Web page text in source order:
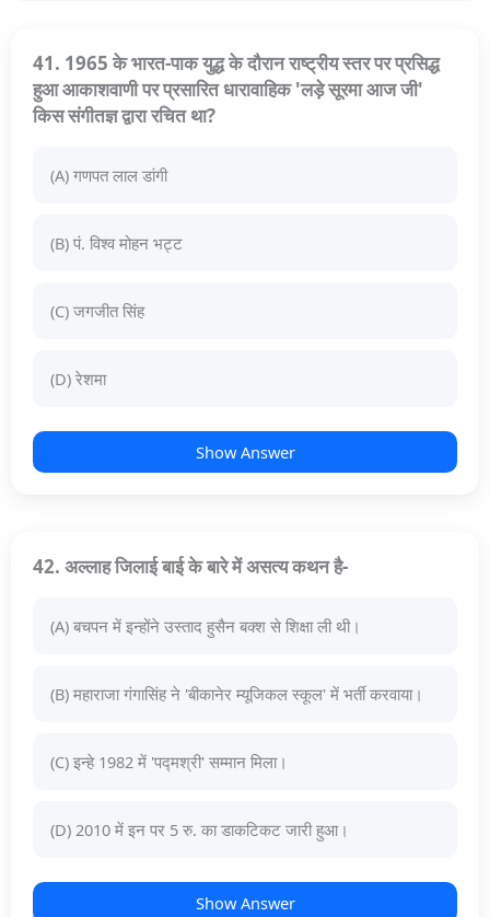
41. 1965 के भारत-पाक युद्ध के दौरान राष्ट्रीय स्तर पर प्रसिद्ध
हुआ आकाशवाणी पर प्रसारित धारावाहिक 'लड़े सूरमा आज जी'
किस संगीतज्ञ द्वारा रचित था?
(A) गणपत लाल डांगी
(B) पं. विश्व मोहन भट्ट
(C) जगजीत सिंह
(D) रेशमा
Show Answer
42. अल्लाह जिलाई बाई के बारे में असत्य कथन है-
(A) बचपन में इन्होंने उस्ताद हुसैन बक्श से शिक्षा ली थी।
(B) महाराजा गंगासिंह ने 'बीकानेर म्यूजिकल स्कूल' में भर्ती करवाया।
(C) इन्हे 1982 में 'पद्मश्री' सम्मान मिला।
(D) 2010 में इन पर 5 रु. का डाकटिकट जारी हुआ।
Show Answer